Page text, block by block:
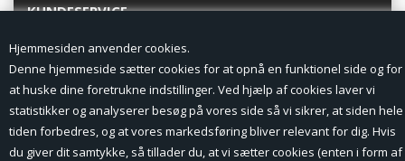
Hjemmesiden anvender cookies.
Denne hjemmeside sætter cookies for at opnå en funktionel side og for
at huske dine foretrukne indstillinger. Ved hjælp af cookies laver vi
statistikker og analyserer besøg på vores side så vi sikrer, at siden hele
tiden forbedres, og at vores markedsføring bliver relevant for dig. Hvis
du giver dit samtykke, så tillader du, at vi sætter cookies (enten i form af
KUNDESERVICE
Min Konto
Nyheder